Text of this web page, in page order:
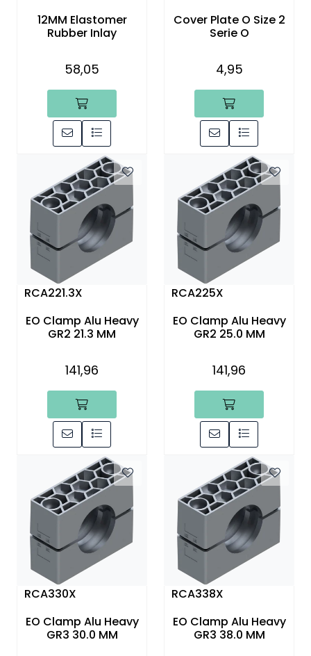
12MM Elastomer
Rubber Inlay
58,05
Cover Plate O Size 2
Serie O
4,95
RCA221.3X
EO Clamp Alu Heavy
GR2 21.3 MM
141,96
RCA225X
EO Clamp Alu Heavy
GR2 25.0 MM
141,96
RCA330X
EO Clamp Alu Heavy
GR3 30.0 MM
RCA338X
EO Clamp Alu Heavy
GR3 38.0 MM